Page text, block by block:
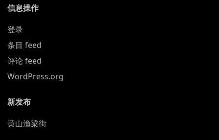
信息操作
登录
条目 feed
评论 feed
WordPress.org
新发布
黄山渔梁街